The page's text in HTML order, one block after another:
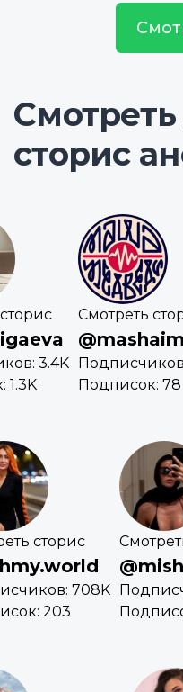
сторис
3.4K
1.3K
Смотреть
Подписок: 78
сторис
708K
203